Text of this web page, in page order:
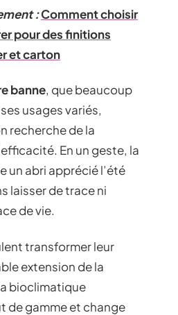
:Comment choisir
pour des finitions
et carton
banne, que beaucoup
usages variés,
recherche de la
En un geste, la
un abri apprécié l’été
laisser de trace ni
de vie.
transformer leur
extension de la
bioclimatique
de gamme et change